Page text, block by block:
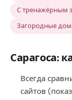
С тренажёрным
Загородные
Сарагоса:
Всегда
сайтов